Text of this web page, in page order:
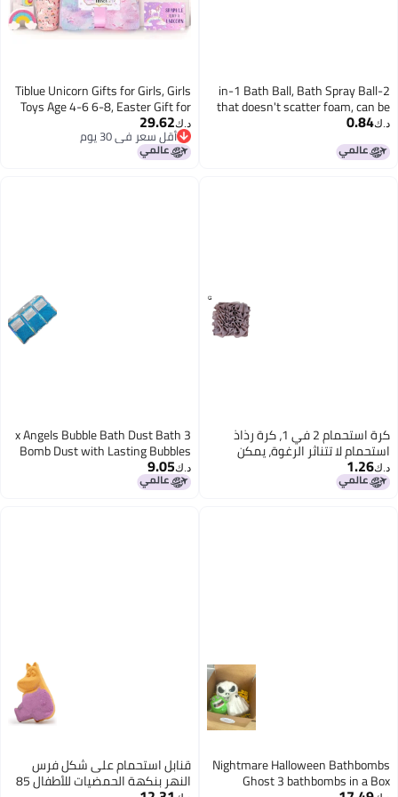
2-in-1 Bath Ball,
that doesn't scatter
used with soap,
rich and soft lather,
Tiblue Unicorn Gifts for Girls, Girls
Toys Age 4-6 6-8, Easter Gift for
Kids Tween Girl Gift Trendy Stuff
Birthday Gifts for 3 4 5 6 7 8 9 10
Year Old Toddler Teen Unicorn Toys
أقل سعر في 30 يوم
أقل سعر في 30 يوم
كرة استحمام 2 في 1، كرة رذاذ
الرغوة، يمكن
كرة رذاذ
غنية وناعمة، شبكة
3 x Angels Bubble Bath Dust Bath
Bomb Dust with Lasting Bubbles
Contains Epsom Salts
9.05
Nightmare
Ghost 3
قنابل استحمام على شكل فرس
النهر بنكهة الحمضيات للأطفال 85